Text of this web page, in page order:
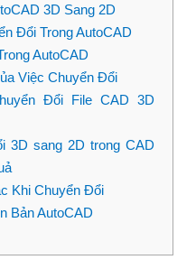
3D Sang 2D
Đổi Trong AutoCAD
AutoCAD
Việc Chuyển Đổi
Đổi File CAD 3D
3D sang 2D trong CAD
Khi Chuyển Đổi
Bản AutoCAD